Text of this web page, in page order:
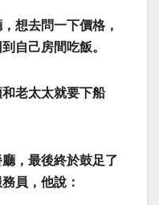
想去問一下價格，
自己房間吃飯。
老太太就要下船
，最後終於鼓足了
員，他說：